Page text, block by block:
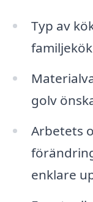
Typ av
golv
Arbetets
enklare